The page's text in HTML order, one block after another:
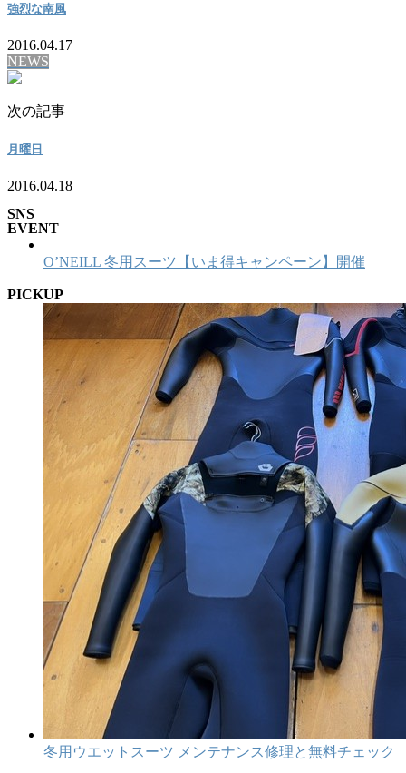
強烈な南風
2016.04.17
NEWS
次の記事
月曜日
2016.04.18
SNS
EVENT
O’NEILL 冬用スーツ【いま得キャンペーン】開催
PICKUP
冬用ウエットスーツ メンテナンス修理と無料チェック